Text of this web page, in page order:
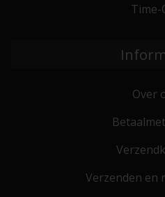
Time-
Over
Verzenden en